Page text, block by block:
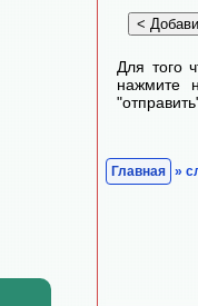
Для того
нажмите
Главная »